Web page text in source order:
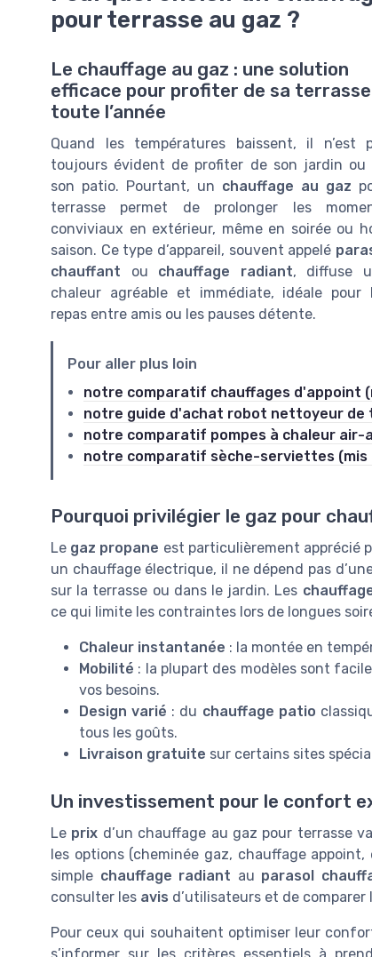
pour terrasse au gaz ?
Le chauffage au gaz : une solution
efficace pour profiter de sa terrasse
toute l’année
Quand les températures baissent, il n’est
toujours évident de profiter de son jardin ou
son patio. Pourtant, un chauffage au gaz
terrasse permet de prolonger les
conviviaux en extérieur, même en soirée ou
saison. Ce type d’appareil, souvent appelé
chauffant ou chauffage radiant, diffuse
chaleur agréable et immédiate, idéale pour
repas entre amis ou les pauses détente.
Pour aller plus loin
notre comparatif chauffages d'appoint
notre guide d'achat robot nettoyeur de
notre comparatif pompes à chaleur air-
notre comparatif sèche-serviettes (mis
Pourquoi privilégier le gaz pour
Le gaz propane est particulièrement apprécié
un chauffage électrique, il ne dépend pas
sur la terrasse ou dans le jardin. Les
ce qui limite les contraintes lors de longues
Chaleur instantanée : la montée en
Mobilité : la plupart des modèles sont
vos besoins.
Design varié : du chauffage patio
tous les goûts.
Livraison gratuite sur certains sites
Un investissement pour le confort
Le prix d’un chauffage au gaz pour terrasse
les options (cheminée gaz, chauffage
simple chauffage radiant au parasol
consulter les avis d’utilisateurs et de comparer
Pour ceux qui souhaitent optimiser leur
HENDI
＋
Chauffage
Puissance de
＋
Convient pour
Design
Voir l'offre